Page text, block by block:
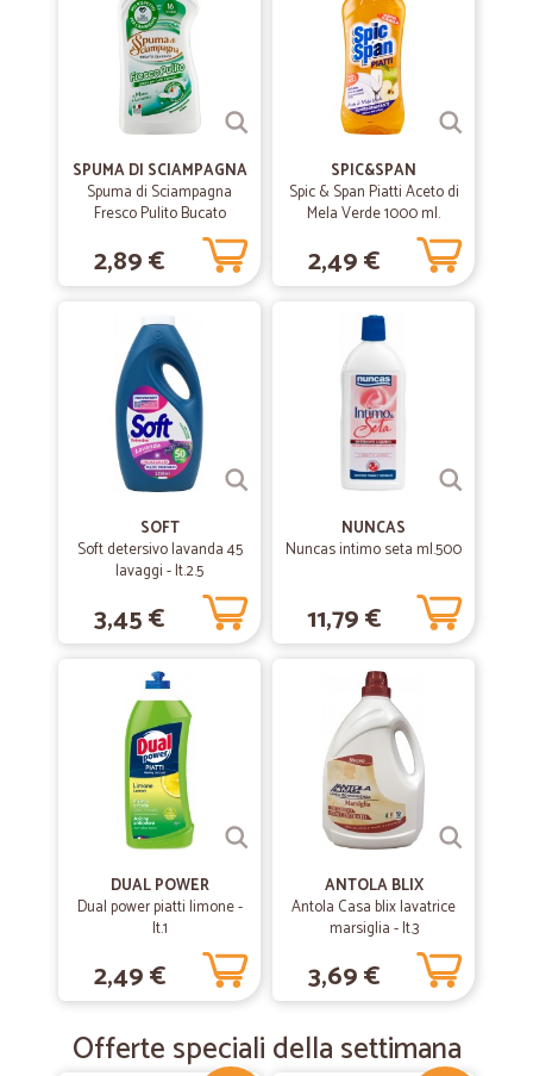
SPUMA DI SCIAMPAGNA
Spuma di Sciampagna
Fresco Pulito Bucato
Classico 800 ml.
2,89 €
SPIC&SPAN
Spic & Span Piatti Aceto di
Mela Verde 1000 ml.
2,49 €
SOFT
Soft detersivo lavanda 45
lavaggi - lt.2.5
3,45 €
NUNCAS
Nuncas intimo seta ml.500
11,79 €
DUAL POWER
Dual power piatti limone -
lt.1
2,49 €
ANTOLA BLIX
Antola Casa blix lavatrice
marsiglia - lt.3
3,69 €
Offerte speciali della settimana